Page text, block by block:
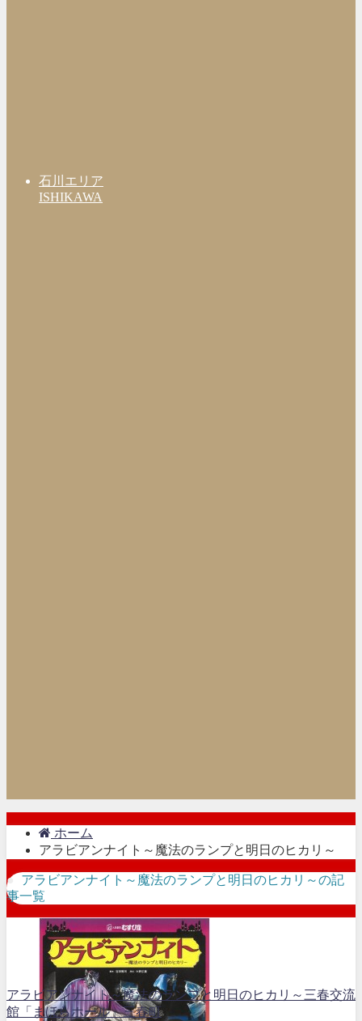
石川エリア
ISHIKAWA
ホーム
アラビアンナイト～魔法のランプと明日のヒカリ～
アラビアンナイト～魔法のランプと明日のヒカリ～の記
事一覧
アラビアンナイト～魔法のランプと明日のヒカリ～ 三春交流
館「まほらホール」三春町